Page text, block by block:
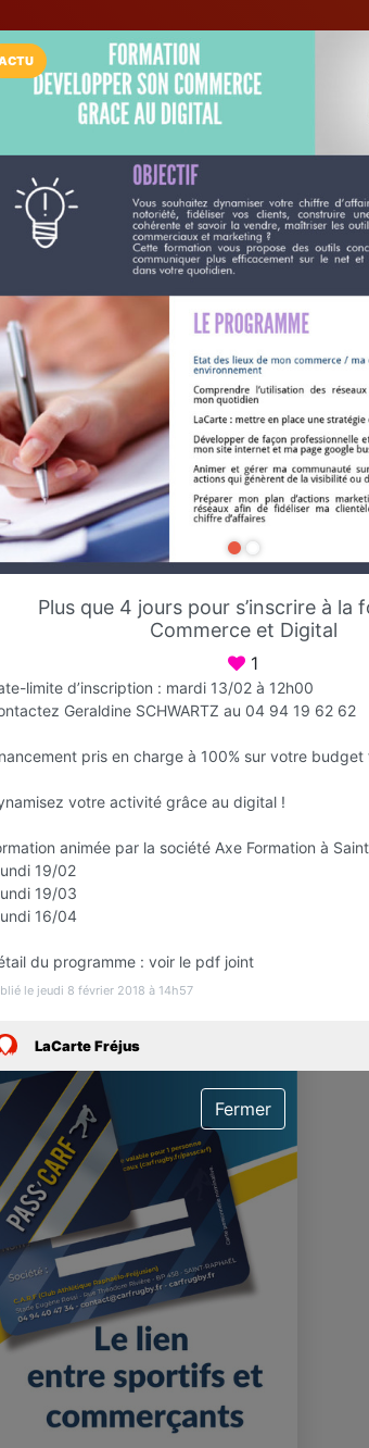
Installez l'App
Téléchargez gratuitement
commerces favoris et ne rien
Télécharger Plus tard
Éditeur de
Fréjus
Favori
Sur rendez-vous jusqu'à
Infos
Plus que 4 jours pour s’inscrire à la
Commerce et Digital
1
limite d’inscription : mardi 13/02 à 12h00
Geraldine SCHWARTZ au 04 94 19 62 62
pris en charge à 100% sur votre budget
votre activité grâce au digital !
animée par la société Axe Formation à
19/02
19/03
16/04
du programme : voir le pdf joint
le jeudi 8 février 2018 à 14h57
LaCarte Fréjus
Fermer